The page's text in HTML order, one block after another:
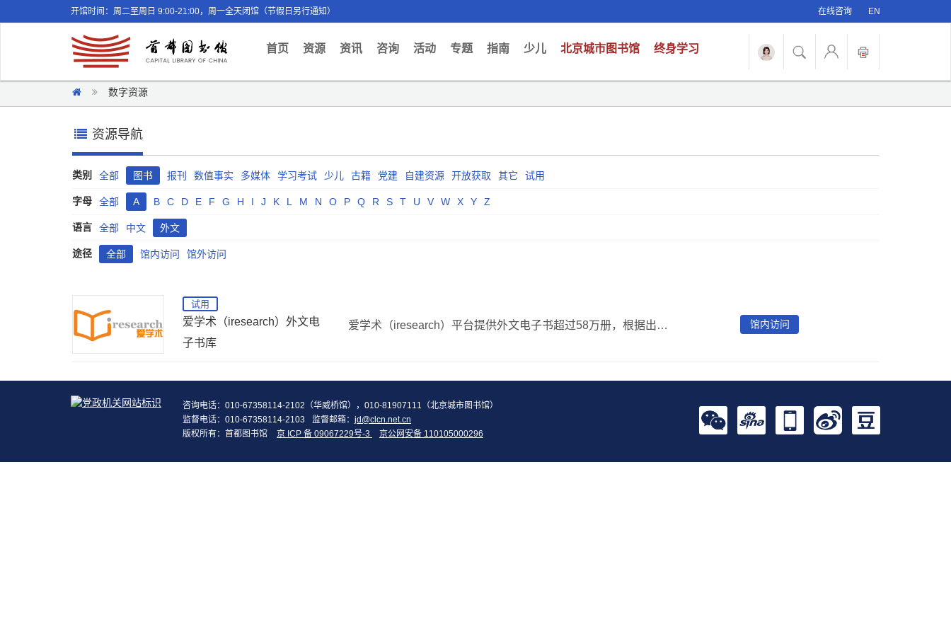
开馆时间：周二至周日 9:00-21:00，周一全天闭馆（节假日另行通知） 在线咨询 EN
首页(current)
资源 资讯 咨询 活动 专题 指南 少儿 北京城市图书馆 终身学习
数字资源
资源导航
类别 全部 图书 报刊 数值事实 多媒体 学习考试 少儿 古籍 党建 自建资源 开放获取 其它 试用
字母 全部 A B C D E F G H I J K L M N O P Q R S T U V W X Y Z
语言 全部 中文 外文
途径 全部 馆内访问 馆外访问
试用
爱学术（iresearch）外文电
子书库
爱学术（iresearch）平台提供外文电子书超过58万册，根据出版社不同提供一定比例试读，其中11万册OA图书可访问全文。 馆内访问
咨询电话：010-67358114-2102（华威桥馆），010-81907111（北京城市图书馆）
监督电话：010-67358114-2103
监督邮箱： jd@clcn.net.cn
版权所有：首都图书馆
京 ICP 备 09067229号-3 京公网安备 110105000296